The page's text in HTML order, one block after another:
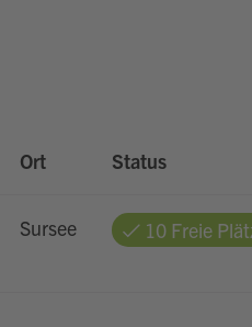
Ort Status
Sursee 10 Freie